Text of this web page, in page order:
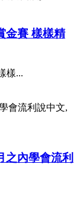
金賽 樣樣精
樣...
之內學會流利